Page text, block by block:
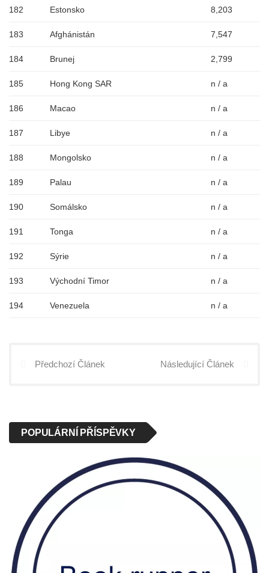
182 Estonsko 8,203
183 Afghánistán 7,547
184 Brunej 2,799
185 Hong Kong SAR n / a
186 Macao n / a
187 Libye n / a
188 Mongolsko n / a
189 Palau n / a
190 Somálsko n / a
191 Tonga n / a
192 Sýrie n / a
193 Východní Timor n / a
194 Venezuela n / a
Předchozí Článek Následující Článek
POPULÁRNÍ PŘÍSPĚVKY